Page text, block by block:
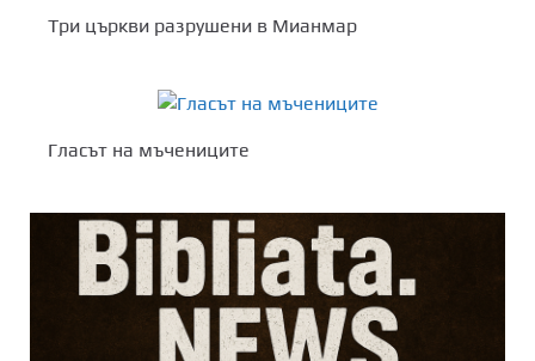
Три църкви разрушени в Мианмар
Гласът на мъчениците